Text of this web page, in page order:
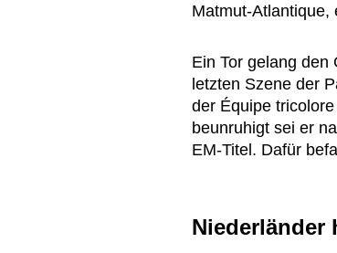
Matmut-Atlantique,
Ein Tor gelang den
letzten Szene der
der Équipe
beunruhigt sei er
EM-Titel. Dafür
Niederländer